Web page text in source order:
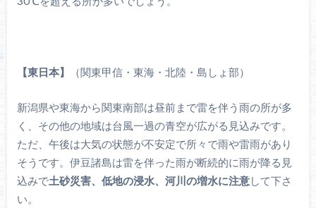
【東日本】 （関東甲信・東海・北陸・島しょ部）
新潟県や東海から関東南部は昼前まで雷を伴う雨の所が多
く、その他の地域は台風一過の青空が広がる見込みです。
ただ、午後は大気の状態が不安定で所々で雨や雷雨があり
そうです。伊豆諸島は雷を伴った雨が断続的に雨が降る見
込みで土砂災害、低地の浸水、河川の増水に注意して下さ
い。